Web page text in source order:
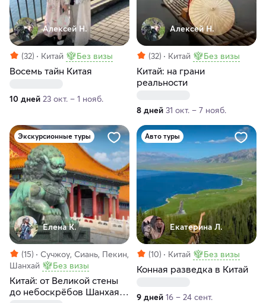
Алексей Н.
(32) Китай Без визы
Восемь тайн Китая
10 дней 23 окт. – 1 нояб.
Алексей Н.
(32) Китай Без визы
Китай: на грани
реальности
8 дней 31 окт. – 7 нояб.
Экскурсионные туры
Елена К.
(15)
Сучжоу, Сиань, Пекин,
Шанхай
Без визы
Китай: от Великой стены
до небоскрёбов Шанхая и
Авто туры
Екатерина Л.
(10) Китай Без визы
Конная разведка в Китай
9 дней 16 – 24 сент.